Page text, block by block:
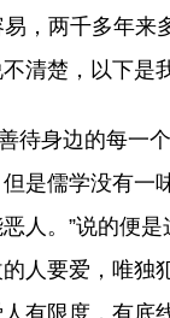
，两千多年来
清楚，以下是
待身边的每一
是儒学没有一
人。”说的便
人要爱，唯独